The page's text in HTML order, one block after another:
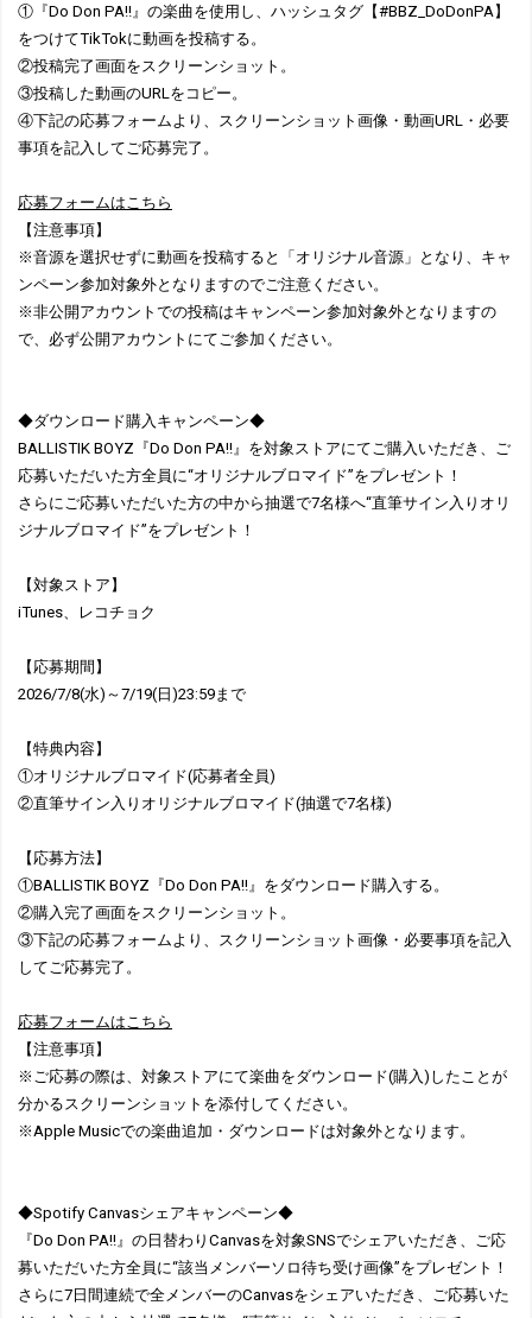
①『Do Don PA!!』の楽曲を使用し、ハッシュタグ【#BBZ_DoDonPA】
をつけてTikTokに動画を投稿する。
②投稿完了画面をスクリーンショット。
③投稿した動画のURLをコピー。
④下記の応募フォームより、スクリーンショット画像・動画URL・必要
事項を記入してご応募完了。
応募フォームはこちら
【注意事項】
※音源を選択せずに動画を投稿すると「オリジナル音源」となり、キャ
ンペーン参加対象外となりますのでご注意ください。
※非公開アカウントでの投稿はキャンペーン参加対象外となりますの
で、必ず公開アカウントにてご参加ください。
◆ダウンロード購入キャンペーン◆
BALLISTIK BOYZ『Do Don PA!!』を対象ストアにてご購入いただき、ご
応募いただいた方全員に“オリジナルブロマイド”をプレゼント！
さらにご応募いただいた方の中から抽選で7名様へ“直筆サイン入りオリ
ジナルブロマイド”をプレゼント！
【対象ストア】
iTunes、レコチョク
【応募期間】
2026/7/8(水)～7/19(日)23:59まで
【特典内容】
①オリジナルブロマイド(応募者全員)
②直筆サイン入りオリジナルブロマイド(抽選で7名様)
【応募方法】
①BALLISTIK BOYZ『Do Don PA!!』をダウンロード購入する。
②購入完了画面をスクリーンショット。
③下記の応募フォームより、スクリーンショット画像・必要事項を記入
してご応募完了。
応募フォームはこちら
【注意事項】
※ご応募の際は、対象ストアにて楽曲をダウンロード(購入)したことが
分かるスクリーンショットを添付してください。
※Apple Musicでの楽曲追加・ダウンロードは対象外となります。
◆Spotify Canvasシェアキャンペーン◆
『Do Don PA!!』の日替わりCanvasを対象SNSでシェアいただき、ご応
募いただいた方全員に“該当メンバーソロ待ち受け画像”をプレゼント！
さらに7日間連続で全メンバーのCanvasをシェアいただき、ご応募いた